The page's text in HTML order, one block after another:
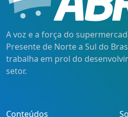
A voz e a força do
Presente de Norte a Sul do
trabalha em prol do
setor.
Conteúdos